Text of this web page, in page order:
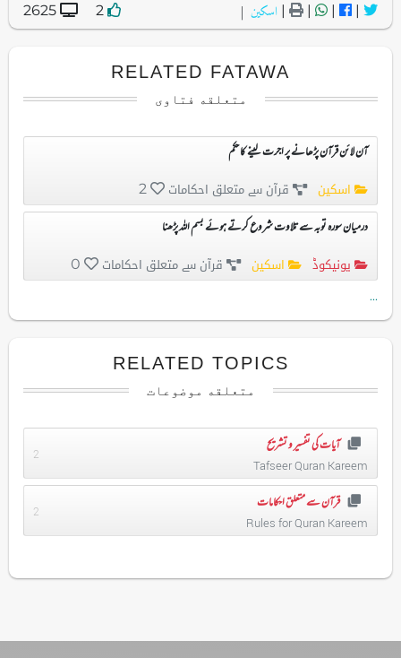
|
|
|
| اسکین 2
2625
RELATED FATAWA
متعلقه فتاوی
آن لائن قرآن پڑھانے پر اجرت لینے کا حکم
اسکین قرآن سے متعلق احکامات 2
درمیان سورہ توبہ سے تلاوت شروع کرتے ہوئے بسم اللہ پڑھنا
یونیکوڈ اسکین قرآن سے متعلق احکامات 0
...
RELATED TOPICS
متعلقه موضوعات
آیات کی تفسیر و تشریح
Tafseer Quran Kareem
2
قرآن سے متعلق احکامات
Rules for Quran Kareem
2